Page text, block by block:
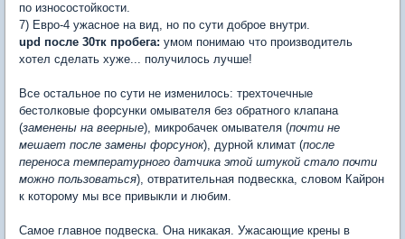
по износостойкости.
7) Евро-4 ужасное на вид, но по сути доброе внутри.
upd после 30тк пробега: умом понимаю что производитель
хотел сделать хуже... получилось лучше!
Все остальное по сути не изменилось: трехточечные
бестолковые форсунки омывателя без обратного клапана
(заменены на веерные), микробачек омывателя (почти не
мешает после замены форсунок), дурной климат (после
переноса температурного датчика этой штукой стало почти
можно пользоваться), отвратительная подвескка, словом Кайрон
к которому мы все привыкли и любим.
Самое главное подвеска. Она никакая. Ужасающие крены в